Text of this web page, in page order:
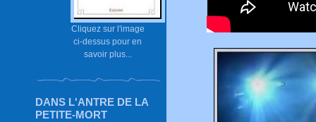
Cliquez sur l'image
ci-dessus pour en
savoir plus...
DANS L'ANTRE DE LA
PETITE-MORT